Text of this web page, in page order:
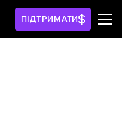
ПІДТРИМАТИ